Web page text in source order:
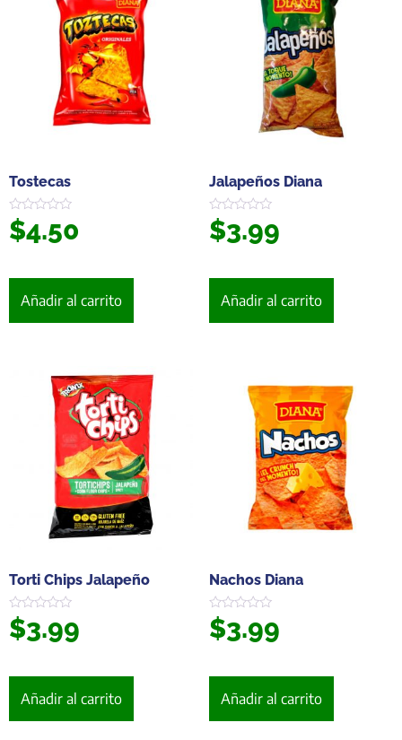
Tostecas
Valorado
en
$4.50
Añadir al carrito
Jalapeños Diana
Valorado
en
$3.99
Añadir al carrito
Torti Chips Jalapeño
Valorado
en
$3.99
Añadir al carrito
Nachos Diana
Valorado
en
$3.99
Añadir al carrito